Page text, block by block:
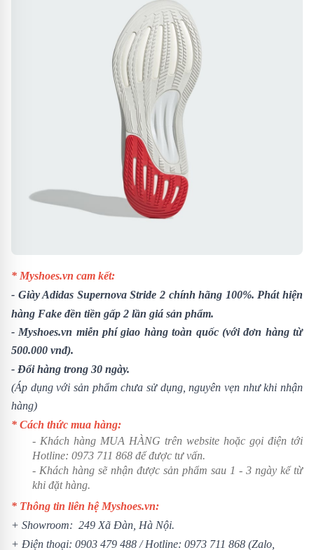
* Myshoes.vn cam kết:
- Giày Adidas Supernova Stride 2 chính hãng 100%. Phát hiện
hàng Fake đền tiền gấp 2 lần giá sản phẩm.
- Myshoes.vn miễn phí giao hàng toàn quốc (với đơn hàng từ
500.000 vnđ).
- Đổi hàng trong 30 ngày.
(Áp dụng với sản phẩm chưa sử dụng, nguyên vẹn như khi nhận
hàng)
* Cách thức mua hàng:
- Khách hàng MUA HÀNG trên website hoặc gọi điện tới
Hotline: 0973 711 868 để được tư vấn.
- Khách hàng sẽ nhận được sản phẩm sau 1 - 3 ngày kể từ
khi đặt hàng.
* Thông tin liên hệ Myshoes.vn:
+ Showroom: 249 Xã Đàn, Hà Nội.
+ Điện thoại: 0903 479 488 / Hotline: 0973 711 868 (Zalo,